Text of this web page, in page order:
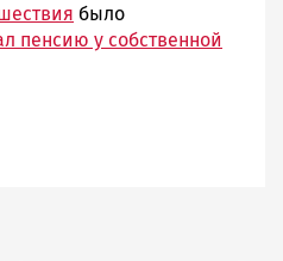
было
пенсию у собственной